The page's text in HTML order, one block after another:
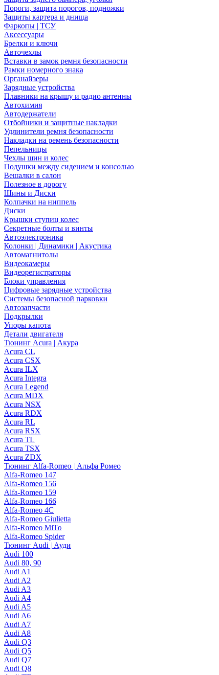
Пороги, защита порогов, подножки
Защиты картера и днища
Фаркопы | ТСУ
Аксессуары
Брелки и ключи
Авточехлы
Вставки в замок ремня безопасности
Рамки номерного знака
Органайзеры
Зарядные устройства
Плавники на крышу и радио антенны
Автохимия
Автодержатели
Отбойники и защитные накладки
Удлинители ремня безопасности
Накладки на ремень безопасности
Пепельницы
Чехлы шин и колес
Подушки между сидением и консолью
Вешалки в салон
Полезное в дорогу
Шины и Диски
Колпачки на ниппель
Диски
Крышки ступиц колес
Секретные болты и винты
Автоэлектроника
Колонки | Динамики | Акустика
Автомагнитолы
Видеокамеры
Видеорегистраторы
Блоки управления
Цифровые зарядные устройства
Системы безопасной парковки
Автозапчасти
Подкрылки
Упоры капота
Детали двигателя
Тюнинг Acura | Акура
Acura CL
Acura CSX
Acura ILX
Acura Integra
Acura Legend
Acura MDX
Acura NSX
Acura RDX
Acura RL
Acura RSX
Acura TL
Acura TSX
Acura ZDX
Тюнинг Alfa-Romeo | Альфа Ромео
Alfa-Romeo 147
Alfa-Romeo 156
Alfa-Romeo 159
Alfa-Romeo 166
Alfa-Romeo 4C
Alfa-Romeo Giulietta
Alfa-Romeo MiTo
Alfa-Romeo Spider
Тюнинг Audi | Ауди
Audi 100
Audi 80, 90
Audi A1
Audi A2
Audi A3
Audi A4
Audi A5
Audi A6
Audi A7
Audi A8
Audi Q3
Audi Q5
Audi Q7
Audi Q8